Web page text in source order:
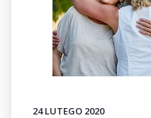
24 LUTEGO 2020